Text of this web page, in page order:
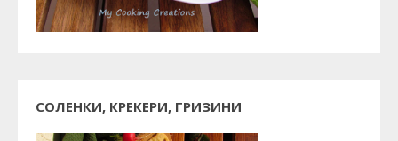
СОЛЕНКИ, КРЕКЕРИ, ГРИЗИНИ